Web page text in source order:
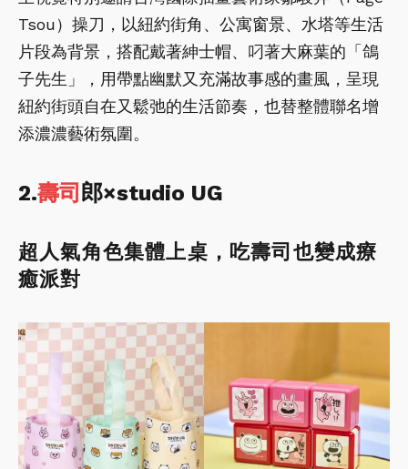
Tsou）操刀，以紐約街角、公寓窗景、水塔等生活
片段為背景，搭配戴著紳士帽、叼著大麻葉的「鴿
子先生」，用帶點幽默又充滿故事感的畫風，呈現
紐約街頭自在又鬆弛的生活節奏，也替整體聯名增
添濃濃藝術氛圍。
2.壽司 郎×studio UG
超人氣角色集體上桌，吃壽司也變成療
癒派對